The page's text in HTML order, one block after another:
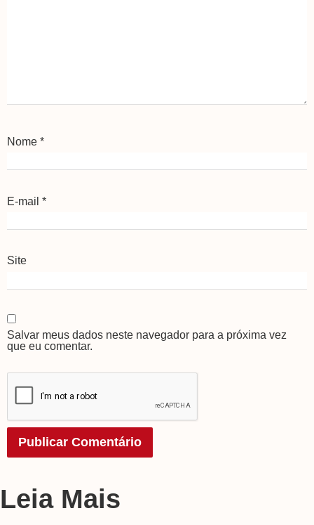
Nome *
E-mail *
Site
Salvar meus dados neste navegador para a próxima vez
que eu comentar.
Leia Mais